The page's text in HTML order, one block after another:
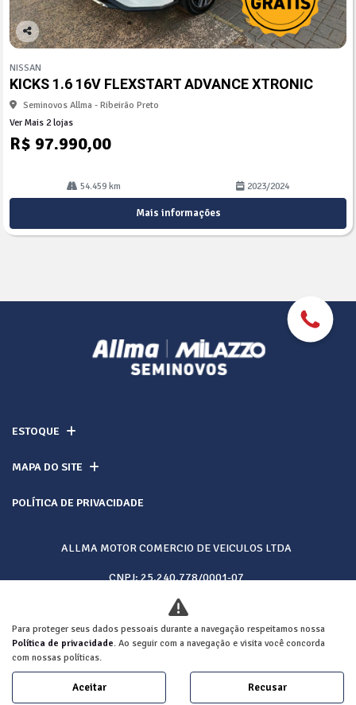
Co
arti
lhe
NISSAN
KICKS 1.6 16V FLEXSTART ADVANCE XTRONIC
Seminovos Allma - Ribeirão Preto
Ver Mais 2 lojas
R$ 97.990,00
54.459 km 2023/2024
Mais informações
ESTOQUE
MAPA DO SITE
POLÍTICA DE PRIVACIDADE
ALLMA MOTOR COMERCIO DE VEICULOS LTDA
CNPJ: 25.240.778/0001-07
Desacelere. Seu bem maior é a vida.
Para proteger seus dados pessoais durante a navegação respeitamos nossa
Política de privacidade. Ao seguir com a navegação e visita você concorda
com nossas políticas.
Aceitar Recusar